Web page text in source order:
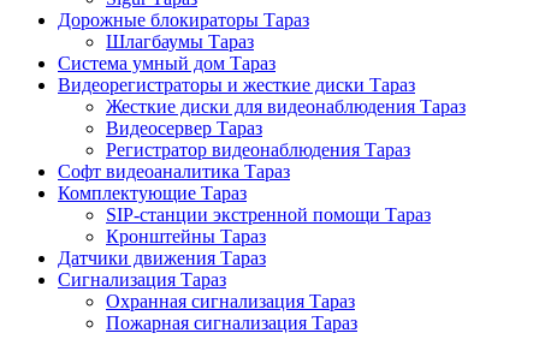
Дорожные блокираторы Тараз
Шлагбаумы Тараз
Система умный дом Тараз
Видеорегистраторы и жесткие диски Тараз
Жесткие диски для видеонаблюдения Тараз
Видеосервер Тараз
Регистратор видеонаблюдения Тараз
Софт видеоаналитика Тараз
Комплектующие Тараз
SIP-станции экстренной помощи Тараз
Кронштейны Тараз
Датчики движения Тараз
Сигнализация Тараз
Охранная сигнализация Тараз
Пожарная сигнализация Тараз